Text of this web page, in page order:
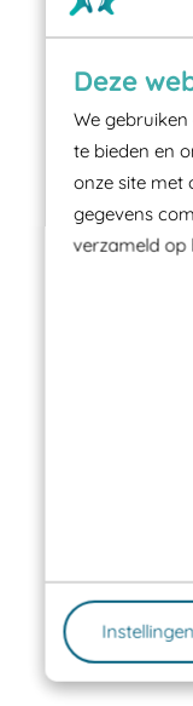
Deze
We
te bieden en
onze site met
gegevens
verzameld op
Instellingen